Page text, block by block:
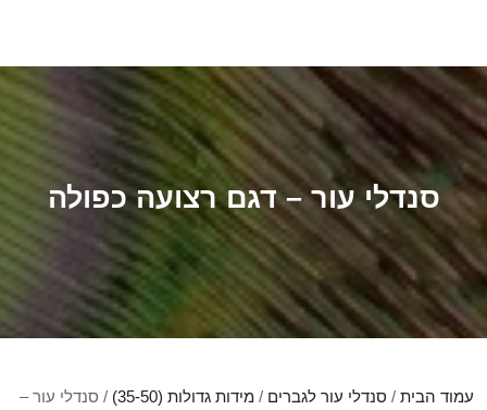
סנדלי עור – דגם רצועה כפולה
עמוד הבית / סנדלי עור לגברים / מידות גדולות (35-50)
/ סנדלי עור –